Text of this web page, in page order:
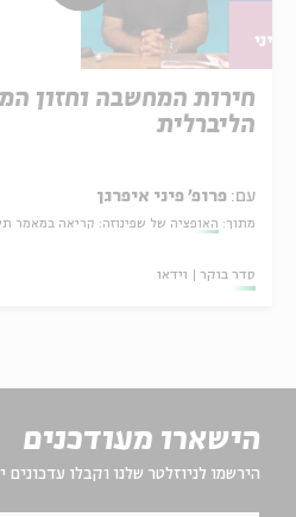
חירות המחשבה וחזון
הליברלית
עם: פרופ' פיני איפרגן
מתוך: האופציה של שפינוזה: קריאה במאמר
סדר בוקר וידאו
הישארו מעודכנים
הירשמו לניוזלטר שלנו וקבלו עדכונים